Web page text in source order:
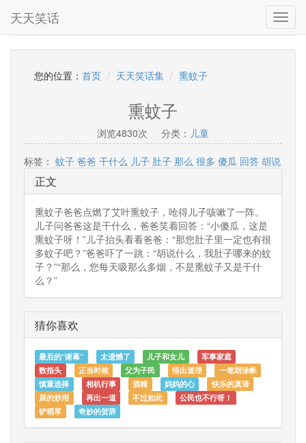
天天笑话
您的位置： 首页 天天笑话集 熏蚊子
熏蚊子
浏览4830次 分类： 儿童
标签： 蚊子 爸爸 干什么 儿子 肚子 那么 很多 傻瓜 回答 胡说
正文
熏蚊子爸爸点燃了艾叶熏蚊子，呛得儿子咳嗽了一阵。
儿子问爸爸这是干什么，爸爸笑着回答：“小傻瓜，这是
熏蚊子呀！”儿子抬头看看爸爸：“那您肚子里一定也有很
多蚊子吧？”爸爸吓了一跳：“胡说什么，我肚子哪来的蚊
子？”“那么，您每天吸那么多烟，不是熏蚊子又是干什
么？”
猜你喜欢
最后的“谢幕” 太遗憾了 儿子和女儿
军事家庭
数指头
正当时候 父为子民 悟出道理
一笔胡涂帐
慎重选择
相机行事 酒精 妈妈的心
快乐的真谛
尿的炒用
再出一道 不过如此
公民也不行呀！
铲稻草
奇妙的贺辞